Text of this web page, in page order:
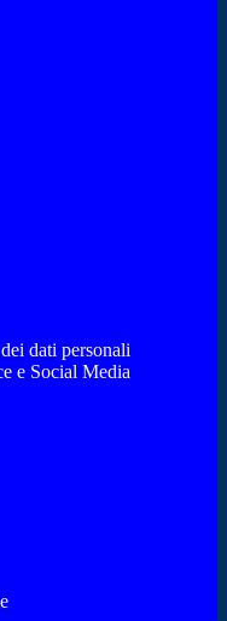
dati personali
e Social Media